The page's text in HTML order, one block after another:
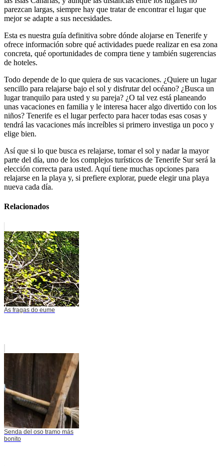
parezcan largas, siempre hay que tratar de encontrar el lugar que
mejor se adapte a sus necesidades.
Esta es nuestra guía definitiva sobre dónde alojarse en Tenerife y
ofrece información sobre qué actividades puede realizar en esa zona
concreta, qué oportunidades de compra tiene y también sugerencias
de hoteles.
Todo depende de lo que quiera de sus vacaciones. ¿Quiere un lugar
sencillo para relajarse bajo el sol y disfrutar del océano? ¿Busca un
lugar tranquilo para usted y su pareja? ¿O tal vez está planeando
unas vacaciones en familia y le interesa hacer algo divertido con los
niños? Tenerife es el lugar perfecto para hacer todas esas cosas y
tendrá las vacaciones más increíbles si primero investiga un poco y
elige bien.
Así que si lo que busca es relajarse, tomar el sol y nadar la mayor
parte del día, uno de los complejos turísticos de Tenerife Sur será la
elección correcta para usted. Aquí tiene muchas opciones para
relajarse en la playa y, si prefiere explorar, puede elegir una playa
nueva cada día.
Relacionados
As fragas do eume
Senda del oso tramo más
bonito